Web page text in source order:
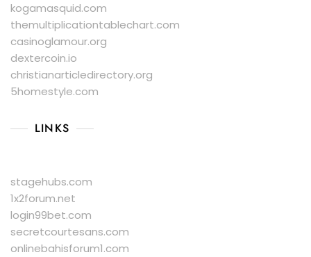
kogamasquid.com
themultiplicationtablechart.com
casinoglamour.org
dextercoin.io
christianarticledirectory.org
5homestyle.com
LINKS
stagehubs.com
1x2forum.net
login99bet.com
secretcourtesans.com
onlinebahisforum1.com